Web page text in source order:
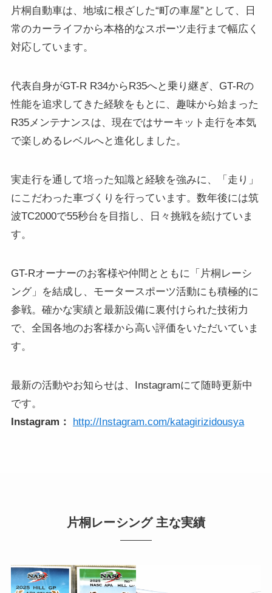
片桐自動車は、地域に根ざした“町の車屋”として、日
常のカーライフから本格的なスポーツ走行まで幅広く
対応しています。
代表自身がGT-R R34からR35へと乗り継ぎ、GT-Rの
性能を追求してきた経験をもとに、趣味から始まった
R35メンテナンスは、現在ではサーキット走行を本気
で楽しめるレベルへと進化しました。
実走行を通して培った知識と経験を強みに、「走り」
にこだわった車づくりを行っています。数年後には筑
波TC2000で55秒台を目指し、日々挑戦を続けていま
す。
GT-Rオーナーのお客様や仲間とともに「片桐レーシ
ング」を結成し、モータースポーツ活動にも積極的に
参戦。確かな実績と最新設備に裏付けられた技術力
で、全国各地のお客様から高い評価をいただいていま
す。
最新の活動やお知らせは、Instagramにて随時更新中
です。
Instagram：
http://Instagram.com/katagirizidousya
片桐レーシング 主な実績